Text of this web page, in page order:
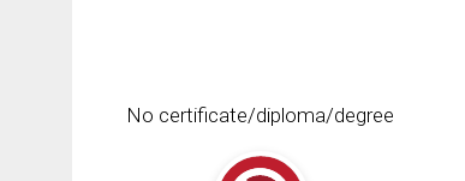
No certificate/diploma/degree